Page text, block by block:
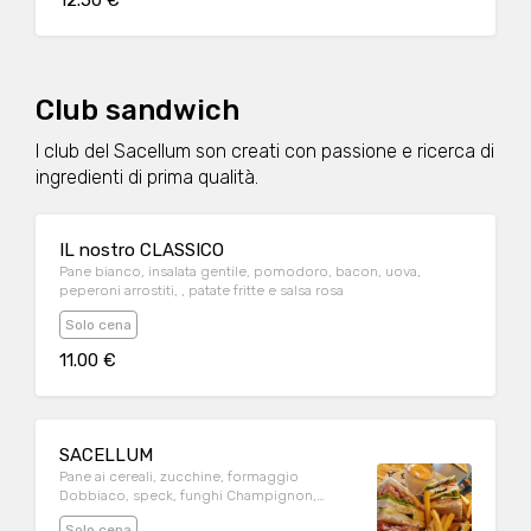
Club sandwich
I club del Sacellum son creati con passione e ricerca di
ingredienti di prima qualità.
IL nostro CLASSICO
Pane bianco, insalata gentile, pomodoro, bacon, uova,
peperoni arrostiti, , patate fritte e salsa rosa
Solo cena
11.00 €
SACELLUM
Pane ai cereali, zucchine, formaggio
Dobbiaco, speck, funghi Champignon,
insalata gentile, pomodoro, salsa alla senape,